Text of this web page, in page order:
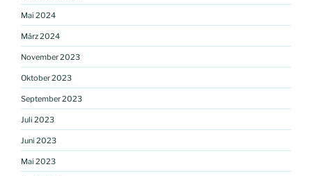
Mai 2024
März 2024
November 2023
Oktober 2023
September 2023
Juli 2023
Juni 2023
Mai 2023